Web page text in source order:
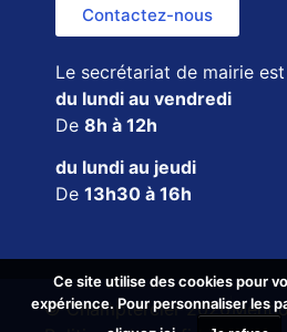
Contactez-nous
Le secrétariat de mairie
du lundi au vendredi
De 8h à 12h
du lundi au jeudi
De 13h30 à 16h
© Champtercier 2026
Ce site utilise des cookies pour
expérience. Pour personnaliser les
Ce site utilise des cookies pour
expérience. Pour personnaliser les